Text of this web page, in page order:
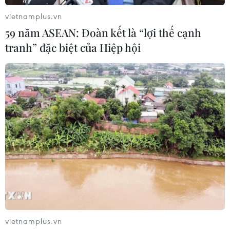
GS Nguyễn Thanh Liêm: Nhà khoa học
Việt có thể đi dạy ở nước ngoài
22/07/2019 10:39
Giáo sư Nguyễn Thanh Liêm vừa được Tạp chí Khoa
học châu Á bình chọn là một trong 2 nhà khoa học của
Việt Nam vừa lọt vào danh sách 100 nhà khoa học tiêu
biểu của châu Á năm 2019.
vietnamplus.vn
59 năm ASEAN: Đoàn kết là “lợi thế cạnh
tranh” đặc biệt của Hiệp hội
vietnamplus.vn